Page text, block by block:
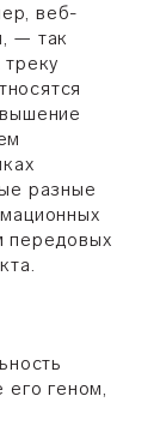
веб-
— так
разные
передовых
его геном,